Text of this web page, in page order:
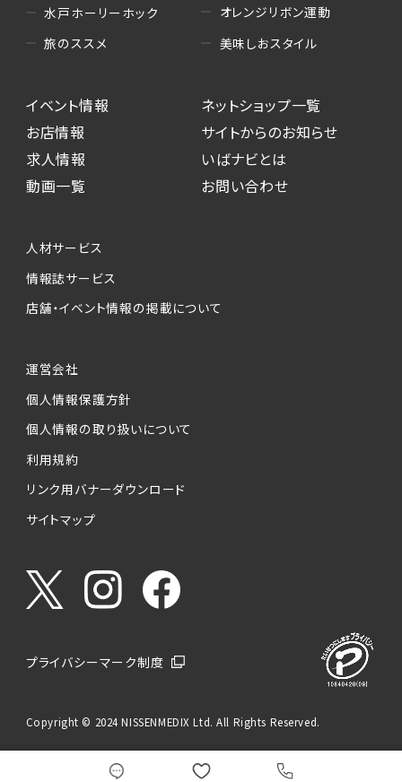
水戸ホーリーホック
旅のススメ
オレンジリボン運動
美味しおスタイル
イベント情報
お店情報
求人情報
動画一覧
ネットショップ一覧
サイトからのお知らせ
いばナビとは
お問い合わせ
人材サービス
情報誌サービス
店舗・イベント情報の掲載について
運営会社
個人情報保護方針
個人情報の取り扱いについて
利用規約
リンク用バナーダウンロード
サイトマップ
プライバシーマーク制度
Copyright © 2024 NISSENMEDIX Ltd. All Rights Reserved.